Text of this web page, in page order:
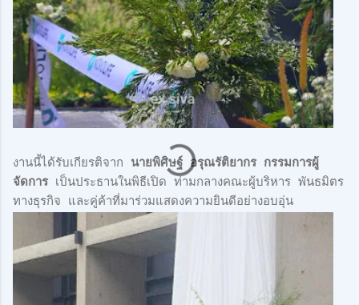
งานนี้ได้รับเกียรติจาก นายพิศิษฐ์ อรุณรัติยากร กรรมการผู้
จัดการเป็นประธานในพิธีเปิด ท่ามกลางคณะผู้บริหาร พันธมิตร
ทางธุรกิจ และคู่ค้าที่มาร่วมแสดงความยินดีอย่างอบอุ่น